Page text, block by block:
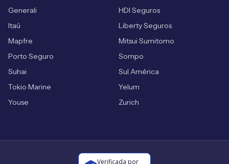
Generali
HDI Seguros
Itaú
Liberty Seguros
Mapfre
Mitsui Sumitomo
Porto Seguro
Sompo
Suhai
Sul América
Tokio Marine
Yelum
Youse
Zurich
Verificada por